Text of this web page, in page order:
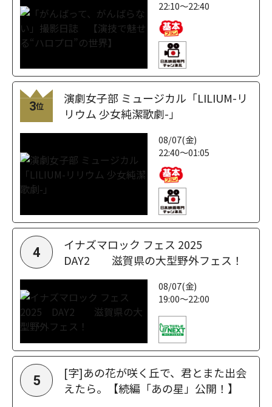
22:10～22:40
3位
演劇女子部 ミュージカル「LILIUM-リ
リウム 少女純潔歌劇-」
08/07(金)
22:40～01:05
4
イナズマロック フェス 2025
DAY2 滋賀県の大型野外フェス！
08/07(金)
19:00～22:00
5
[字]あの花が咲く丘で、君とまた出会
えたら。【続編「あの星」公開！】